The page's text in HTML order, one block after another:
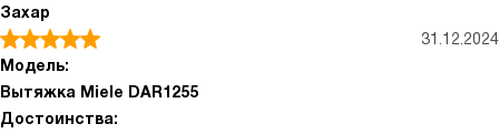
Захар
31.12.2024
Модель:
Вытяжка Miele DAR1255
Достоинства: